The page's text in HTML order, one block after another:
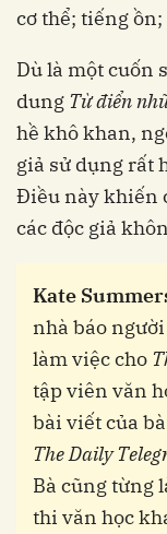
cơ thể; tiếng
Dù là một cuốn
dung Từ điển
hề khô khan,
giả sử dụng rất
Điều này khiến
các độc giả
Kate
nhà báo
làm việc cho
tập viên văn
bài viết của
The Daily
Bà cũng từng
thi văn học